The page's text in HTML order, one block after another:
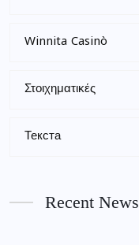
Winnita Casinò
Στοιχηματικές
Текста
Recent News